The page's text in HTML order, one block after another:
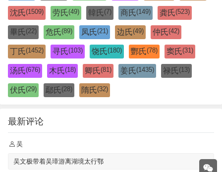
沈氏(1509) 劳氏(49) 韓氏 (7) 商氏(149) 龚氏(523)
畢氏 (22) 危氏(89) 凤氏(21) 边氏(49) 仲氏(42)
丁氏(1452) 寻氏(103) 饶氏(180) 酆氏(78) 窦氏(31)
汤氏(676) 木氏(18) 卿氏(81) 姜氏(1435) 禄氏 (13)
伏氏(29) 鄢氏 (28) 隋氏(32)
最新评论
吴
吴文极带着吴璋游离湖境太行鄂